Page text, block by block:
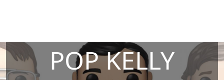
POP KELLY